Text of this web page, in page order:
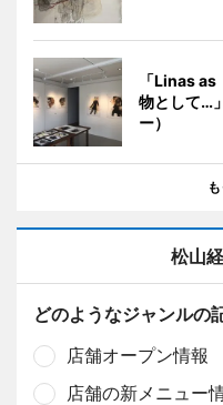
「Linas
物として…
ー）
松山
どのようなジャンルの
店舗オープン情報
店舗の新メニュー